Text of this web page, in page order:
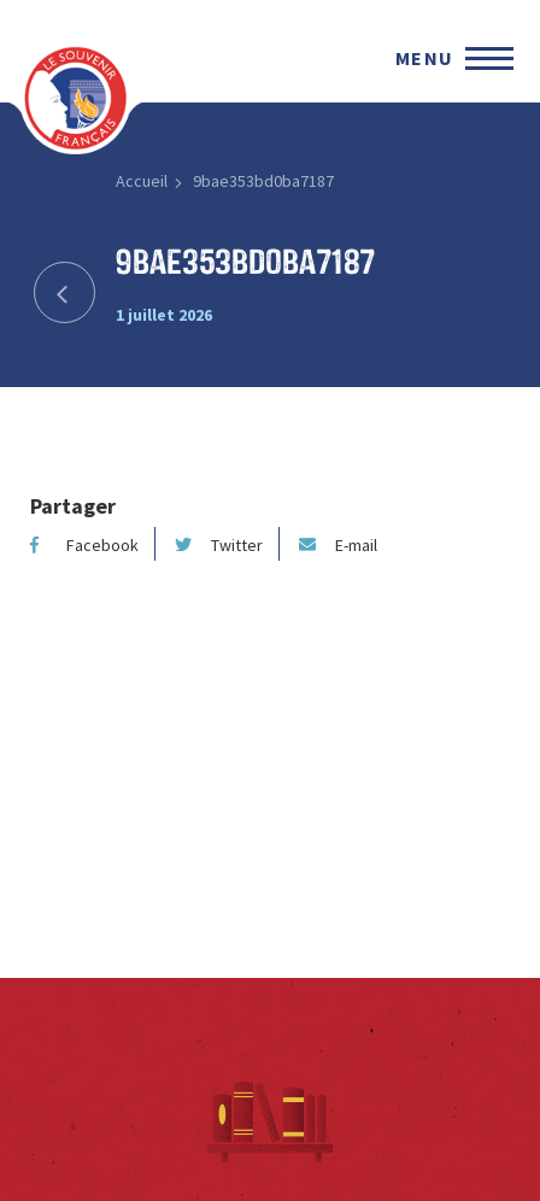
MENU
Accueil 9bae353bd0ba7187
9bae353bd0ba7187
1 juillet 2026
Partager
Facebook Twitter E-mail